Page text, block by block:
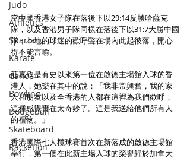
Judo
Athletics
Spartan
Karate
Canoe
Bowling
Dodgeball
Skateboard
Racketlon
當中國香港女子隊在落後下以29:14反勝哈薩克
隊，以及香港男子隊同樣在落後下以31:7大勝中國
隊，本地的球迷的歡呼聲在場內此起彼落，開心
得不能言喻。
莊嘉欣是有史以來第一位在啟德主場館入球的香
港人，她樂在其中的說：「我非常興奮，我的家
人和朋友以及全香港的人都在這裡為我們歡呼，
這種感覺實在太奇妙了。這是我送給他們所有人
的禮物。」
香港國際七人欖球賽首次在新落成的啟德主場館
舉行，第一個在此新主場入球的榮譽歸於加拿大